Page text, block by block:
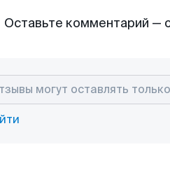
Оставьте комментарий —